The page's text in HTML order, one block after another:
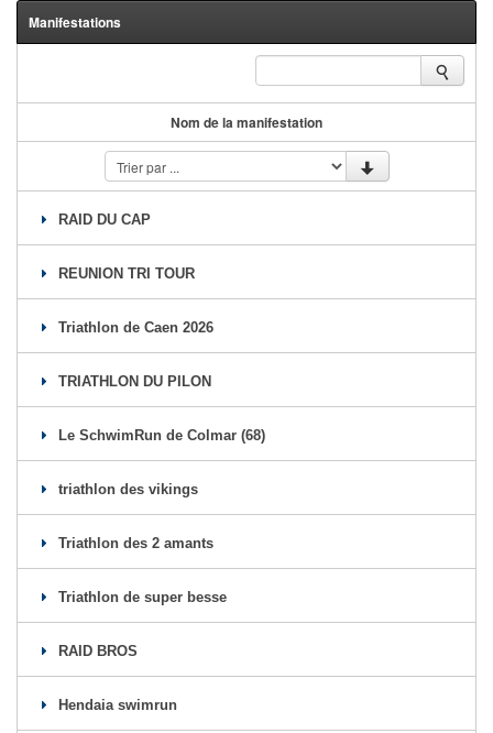
Se former
Manifestations
Nom de la manifestation
RAID DU CAP
REUNION TRI TOUR
Triathlon de Caen 2026
TRIATHLON DU PILON
Le SchwimRun de Colmar (68)
triathlon des vikings
Triathlon des 2 amants
Triathlon de super besse
RAID BROS
Hendaia swimrun